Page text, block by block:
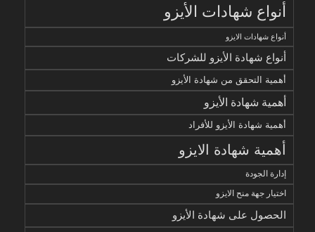
أنواع شهادات الأيزو
أنواع شهادات الايزو
أنواع شهادة الأيزو للشركات
أهمية التحقق من شهادة الأيزو
أهمية شهادة الأيزو
أهمية شهادة الأيزو للأفراد
أهمية شهادة الايزو
إدارة الجودة
اختيار جهة منح الايزو
الحصول على شهادة الأيزو